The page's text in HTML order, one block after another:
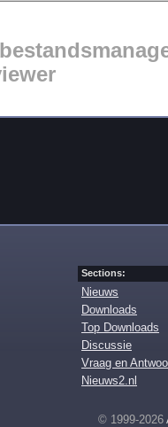
Sections:
Nieuws
Downloads
Top Downloads
Discussie
Vraag en
Nieuws2.nl
© 1999-2026